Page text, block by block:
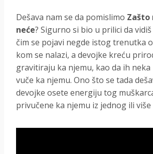
Dešava nam se da pomislimo Zašto
neće? Sigurno si bio u prilici da
čim se pojavi negde istog trenutka
kom se nalazi, a devojke kreću
gravitiraju ka njemu, kao da ih neka
vuče ka njemu. Ono što se tada
devojke osete energiju tog
privučene ka njemu iz jednog ili više